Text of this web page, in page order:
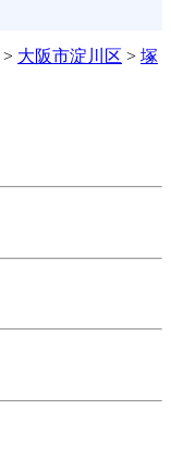
> 大阪市淀川区 > 塚